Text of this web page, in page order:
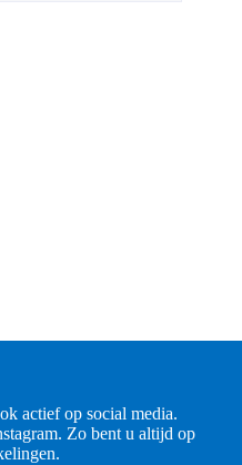
actief op social media.
Zo bent u altijd op